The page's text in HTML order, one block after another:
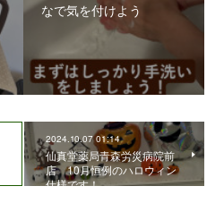
なで気を付けよう
2024.10.07 01:14
仙真堂薬局青森労災病院前
店 10月恒例のハロウィン
仕様です！